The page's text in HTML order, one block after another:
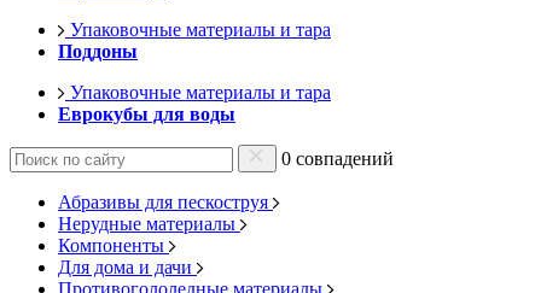
Упаковочные материалы и тара
Поддоны
Упаковочные материалы и тара
Еврокубы для воды
0 совпадений
Абразивы для пескоструя
Нерудные материалы
Компоненты
Для дома и дачи
Противогололедные материалы